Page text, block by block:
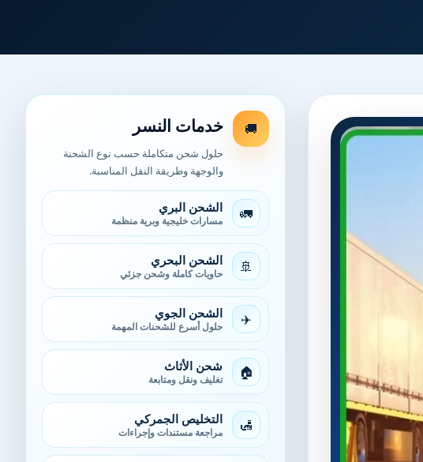
🚚 خدمات النسر
حلول شحن متكاملة حسب نوع الشحنة
والوجهة وطريقة النقل المناسبة.
🚛 الشحن البري
مسارات خليجية وبرية منظمة
🚢 الشحن البحري
حاويات كاملة وشحن جزئي
✈️ الشحن الجوي
حلول أسرع للشحنات المهمة
🏠 شحن الأثاث
تغليف ونقل ومتابعة
🛃 التخليص الجمركي
مراجعة مستندات وإجراءات